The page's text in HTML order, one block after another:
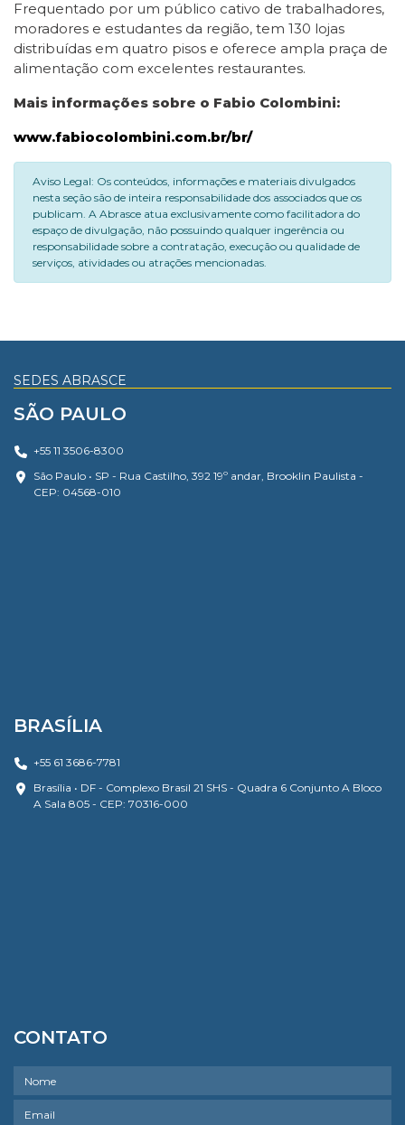
Frequentado por um público cativo de trabalhadores,
moradores e estudantes da região, tem 130 lojas
distribuídas em quatro pisos e oferece ampla praça de
alimentação com excelentes restaurantes.
Mais informações sobre o Fabio Colombini:
www.fabiocolombini.com.br/br/
Aviso Legal: Os conteúdos, informações e materiais divulgados
nesta seção são de inteira responsabilidade dos associados que os
publicam. A Abrasce atua exclusivamente como facilitadora do
espaço de divulgação, não possuindo qualquer ingerência ou
responsabilidade sobre a contratação, execução ou qualidade de
serviços, atividades ou atrações mencionadas.
SEDES ABRASCE
SÃO PAULO
+55 11 3506-8300
São Paulo • SP - Rua Castilho, 392 19º andar, Brooklin Paulista -
CEP: 04568-010
BRASÍLIA
+55 61 3686-7781
Brasília • DF - Complexo Brasil 21 SHS - Quadra 6 Conjunto A Bloco
A Sala 805 - CEP: 70316-000
CONTATO